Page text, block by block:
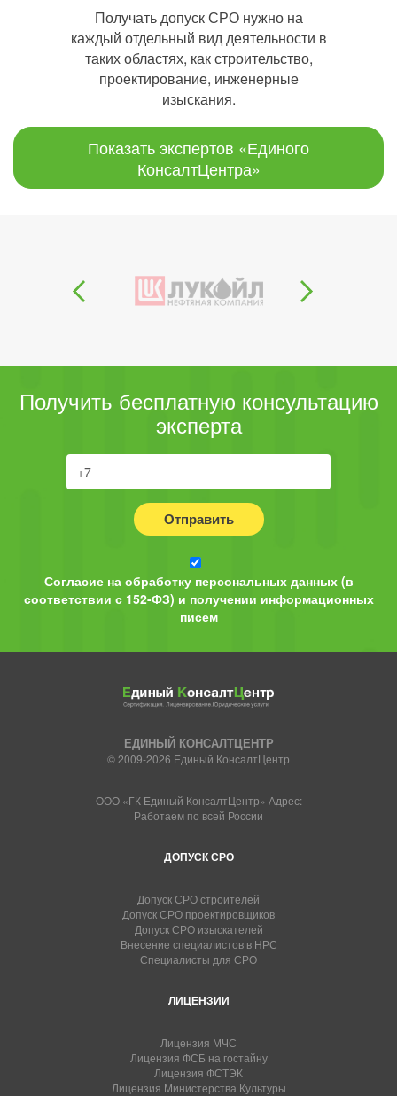
Получать допуск СРО нужно на
каждый отдельный вид деятельности в
таких областях, как строительство,
проектирование, инженерные
изыскания.
Показать экспертов «Единого
КонсалтЦентра»
Получить бесплатную консультацию
эксперта
Отправить
Согласие на обработку персональных данных (в
соответствии с 152-ФЗ) и получении информационных
писем
ЕДИНЫЙ КОНСАЛТЦЕНТР
© 2009-2026 Единый КонсалтЦентр
ООО «ГК Единый КонсалтЦентр» Адрес:
Работаем по всей России
ДОПУСК СРО
Допуск СРО строителей
Допуск СРО проектировщиков
Допуск СРО изыскателей
Внесение специалистов в НРС
Специалисты для СРО
ЛИЦЕНЗИИ
Лицензия МЧС
Лицензия ФСБ на гостайну
Лицензия ФСТЭК
Лицензия Министерства Культуры